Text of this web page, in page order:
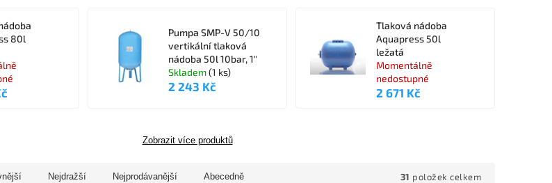
80l
Pumpa SMP-V 50/10
vertikální tlaková
nádoba 50l 10bar, 1"
Skladem(1 ks)
2 243 Kč
Tlaková nádoba
Aquapress 50l
ležatá
Momentálně
nedostupné
2 671 Kč
Zobrazit více produktů
Nejdražší Nejprodávanější Abecedně 31 položek celkem